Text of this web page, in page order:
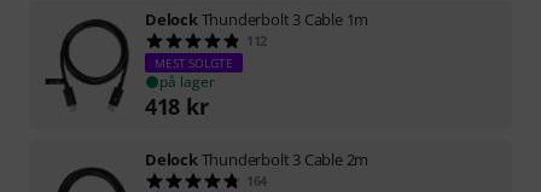
DelockThunderbolt 3 Cable 1m
112
MEST SOLGTE
på lager
418 kr
DelockThunderbolt 3 Cable 2m
164